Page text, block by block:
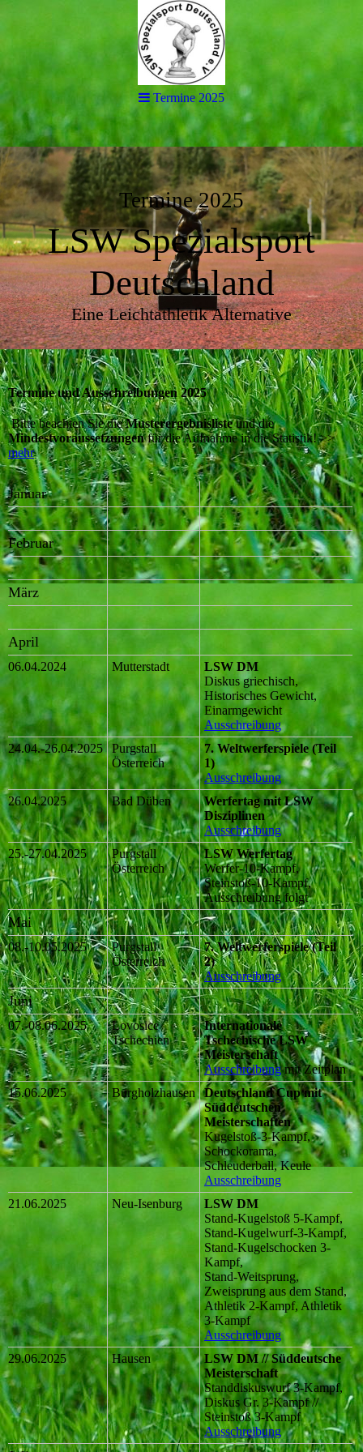
Termine 2025
LSW Spezialsport
Deutschland
Eine Leichtathletik Alternative
Termine und Ausschreibungen 2025
Bitte beachten Sie dieMusterergebnislisteund die
Mindestvoraussetzungenfür die Aufnahme in die Statistik! >>
mehr
Januar
Februar
März
April
06.04.2024 Mutterstadt
LSW DM
Diskus griechisch,
Historisches Gewicht,
Einarmgewicht
Ausschreibung
24.04.-26.04.2025
Purgstall
Österreich
7. Weltwerferspiele (Teil
1)
Ausschreibung
26.04.2025
Bad Düben
Werfertag mit LSW
Disziplinen
Ausschreibung
25.-27.04.2025
Purgstall
Österreich
LSW Werfertag
Werfer-10-Kampf,
Steinstoß-10-Kampf,
Ausschreibung folgt
Mai
08.-10.05.2025
Purgstall
Österreich
7. Weltwerferspiele (Teil
2)
Ausschreibung
Juni
07.-08.06.2025
Lovosice
Tschechien
Internationale
Tschechische LSW
Meisterschaft
Ausschreibungmit Zeitplan
15.06.2025
Burgholzhausen
Deutschland Cup mit
Süddeutschen
Meisterschaften
Kugelstoß-3-Kampf,
Schockorama,
Schleuderball, Keule
Ausschreibung
21.06.2025
Neu-Isenburg
LSW DM
Stand-Kugelstoß 5-Kampf,
Stand-Kugelwurf-3-Kampf,
Stand-Kugelschocken 3-
Kampf,
Stand-Weitsprung,
Zweisprung aus dem Stand,
Athletik 2-Kampf, Athletik
3-Kampf
Ausschreibung
29.06.2025
Hausen
LSW DM // Süddeutsche
Meisterschaft
Standdiskuswurf 3-Kampf,
Diskus Gr. 3-Kampf //
Steinstoß 3-Kampf
Ausschreibung
Termine 2025